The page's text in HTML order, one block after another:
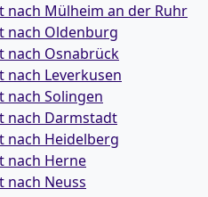
nach Mülheim an der Ruhr
nach Oldenburg
nach Osnabrück
nach Leverkusen
nach Solingen
nach Darmstadt
nach Heidelberg
nach Herne
nach Neuss